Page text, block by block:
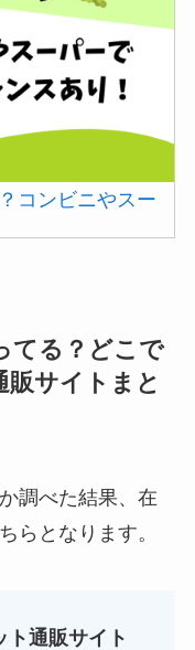
る？自販機やコ
る？販売終了で
コンビニやスー
？取扱店は100均
てる？どこで
販サイトまと
調べた結果、在
らとなります。
ト通販サイト